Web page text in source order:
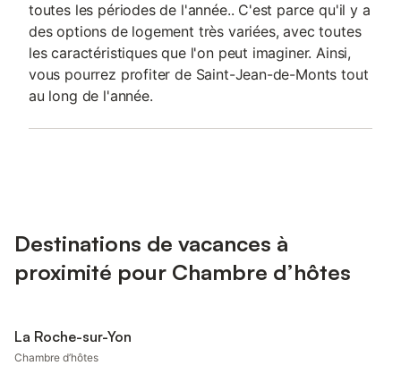
toutes les périodes de l'année.. C'est parce qu'il y a
des options de logement très variées, avec toutes
les caractéristiques que l'on peut imaginer. Ainsi,
vous pourrez profiter de Saint-Jean-de-Monts tout
au long de l'année.
Destinations de vacances à
proximité pour Chambre d’hôtes
La Roche-sur-Yon
Chambre d’hôtes